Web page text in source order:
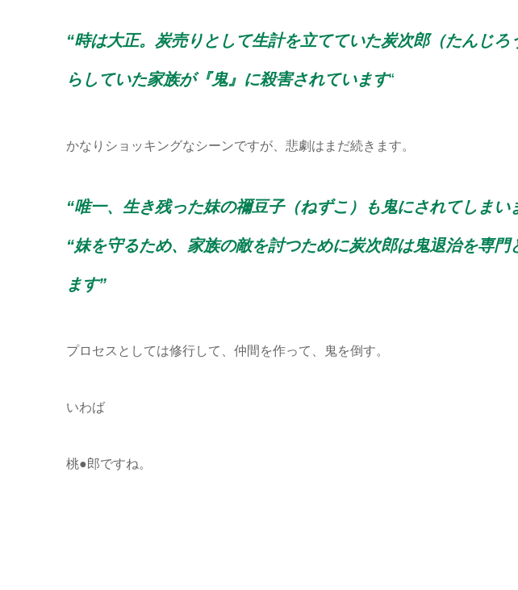
“時は大正。炭売りとして生計を立てていた炭次郎（たんじ
らしていた家族が『鬼』に殺害されています“
かなりショッキングなシーンですが、悲劇はまだ続きます。
“唯一、生き残った妹の禰豆子（ねずこ）も鬼にされてしまい
“妹を守るため、家族の敵を討つために炭次郎は鬼退治を専
ます”
プロセスとしては修行して、仲間を作って、鬼を倒す。
いわば
桃●郎ですね。